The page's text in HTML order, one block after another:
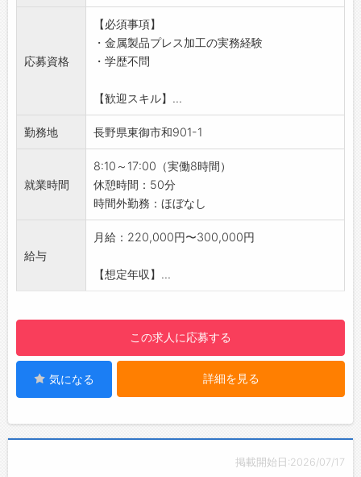
・組立/機械加工/検査/梱包の仕事を初めて経験
される方
☆----------------------------------------
☆
勤務実績に応じて、給与前払いが可能です◎
簡単申請！簡単受取！日払い即日払い対応！
☆----------------------------------------
◆ご不明点はいつでもご相談ください！
即日対応!!フォロー体制もバッチリ
登録はご自宅からお電話で可能です◎
☆----------------------------------------
◆職場見学可能！自分が働くイメージができま
＾＾
☆----------------------------------------
☆
※トレイに入ったプレス製品（10kg程度）を所
定の場所まで持ち運ぶ等の作業があります。
■金型や機械のメンテナンス業務 など
◎金型や機械のメンテナンスは未経験でも問題
【入社後のイメージ】
・まずは安全教育からスタート！
・その後は専任の業務指導担当者のもとで、業
【職場の雰囲気】
◇離職率10％以下の安定した職場♪
・職場の改善など、上司を含めて意見交換がし
やすい風通しの良い環境です。
・「整理整頓」と「安全対策」を重視し、社員
・事故防止のため「危険予知トレーニング」を
社員教育の一環として実施し、危険意識を高め
る取り組みを推進しています。
・ISO9001、長野県SDGs認証取得の、環境に
も配慮した安心の企業体制です。
・金属プレス加工の経験を活かせる環境でスキ
応募資格
【必須事項】
・金属製品プレス加工の実務経験
・学歴不問
【歓迎スキル】...
勤務地 長野県東御市和901-1
就業時間
8:10～17:00（実働8時間）
休憩時間：50分
時間外勤務：ほぼなし
給与
月給：220,000円〜300,000円
【想定年収】...
この求人に応募する
気になる 詳細を見る
掲載開始日:2026/07/17